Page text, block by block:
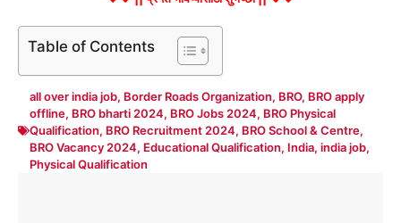
Table of Contents
all over india job, Border Roads Organization, BRO, BRO apply
offline, BRO bharti 2024, BRO Jobs 2024, BRO Physical
Qualification, BRO Recruitment 2024, BRO School & Centre,
BRO Vacancy 2024, Educational Qualification, India, india job,
Physical Qualification